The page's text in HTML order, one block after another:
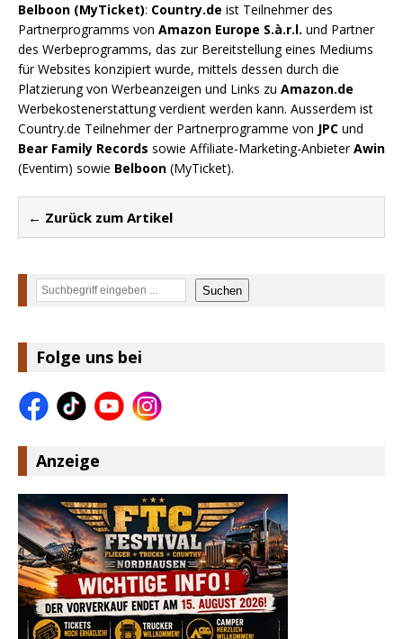
Belboon (MyTicket): Country.de ist Teilnehmer des
Partnerprogramms von Amazon Europe S.à.r.l. und Partner
des Werbeprogramms, das zur Bereitstellung eines Mediums
für Websites konzipiert wurde, mittels dessen durch die
Platzierung von Werbeanzeigen und Links zu Amazon.de
Werbekostenerstattung verdient werden kann. Ausserdem ist
Country.de Teilnehmer der Partnerprogramme von JPC und
Bear Family Records sowie Affiliate-Marketing-AnbieterAwin
(Eventim) sowie Belboon (MyTicket).
← Zurück zum Artikel
Suchen Suchen
Folge uns bei
Anzeige